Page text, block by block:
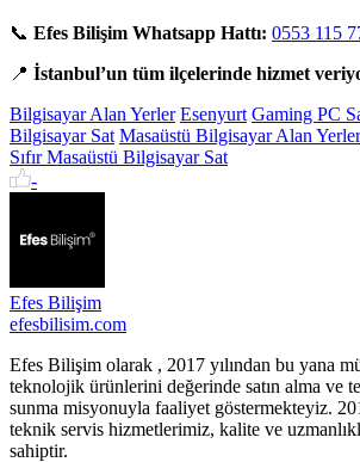
📞 Efes Bilişim Whatsapp Hattı: 0553 115
📍 İstanbul’un tüm ilçelerinde hizmet
Bilgisayar Alan Yerler Esenyurt Gaming PC
Bilgisayar Sat Masaüstü Bilgisayar Alan Yerler
Sıfır Masaüstü Bilgisayar Sat
-
Efes Bilişim
efesbilisim.com
Efes Bilişim olarak , 2017 yılından bu yana
teknolojik ürünlerini değerinde satın alma ve
sunma misyonuyla faaliyet göstermekteyiz.
teknik servis hizmetlerimiz, kalite ve
sahiptir.